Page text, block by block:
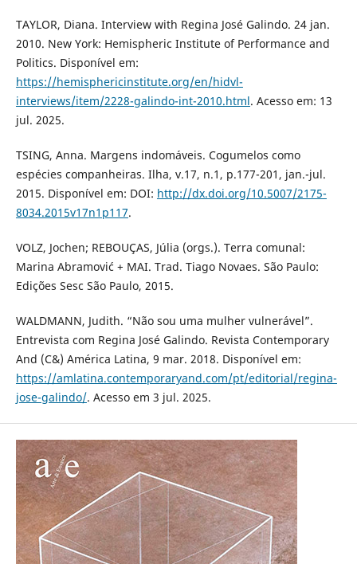
TAYLOR, Diana. Interview with Regina José Galindo. 24 jan.
2010. New York: Hemispheric Institute of Performance and
Politics. Disponível em:
https://hemisphericinstitute.org/en/hidvl-
interviews/item/2228-galindo-int-2010.html. Acesso em: 13
jul. 2025.
TSING, Anna. Margens indomáveis. Cogumelos como
espécies companheiras. Ilha, v.17, n.1, p.177-201, jan.-jul.
2015. Disponível em: DOI: http://dx.doi.org/10.5007/2175-
8034.2015v17n1p117.
VOLZ, Jochen; REBOUÇAS, Júlia (orgs.). Terra comunal:
Marina Abramović + MAI. Trad. Tiago Novaes. São Paulo:
Edições Sesc São Paulo, 2015.
WALDMANN, Judith. “Não sou uma mulher vulnerável”.
Entrevista com Regina José Galindo. Revista Contemporary
And (C&) América Latina, 9 mar. 2018. Disponível em:
https://amlatina.contemporaryand.com/pt/editorial/regina-
jose-galindo/. Acesso em 3 jul. 2025.